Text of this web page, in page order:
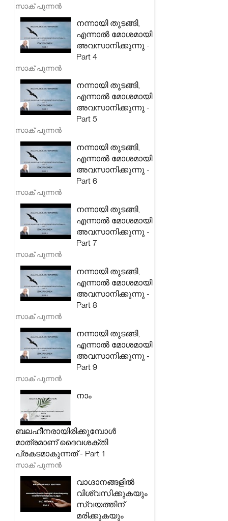
സാക് പുന്നൻ
നന്നായി തുടങ്ങി,
എന്നാൽ മോശമായി
അവസാനിക്കുന്നു -
Part 4
സാക് പുന്നൻ
നന്നായി തുടങ്ങി,
എന്നാൽ മോശമായി
അവസാനിക്കുന്നു -
Part 5
സാക് പുന്നൻ
നന്നായി തുടങ്ങി,
എന്നാൽ മോശമായി
അവസാനിക്കുന്നു -
Part 6
സാക് പുന്നൻ
നന്നായി തുടങ്ങി,
എന്നാൽ മോശമായി
അവസാനിക്കുന്നു -
Part 7
സാക് പുന്നൻ
നന്നായി തുടങ്ങി,
എന്നാൽ മോശമായി
അവസാനിക്കുന്നു -
Part 8
സാക് പുന്നൻ
നന്നായി തുടങ്ങി,
എന്നാൽ മോശമായി
അവസാനിക്കുന്നു -
Part 9
സാക് പുന്നൻ
നാം
ബലഹീനരായിരിക്കുമ്പോൾ
മാത്രമാണ് ദൈവശക്തി
പ്രകടമാകുന്നത് - Part 1
സാക് പുന്നൻ
വാഗ്ദാനങ്ങളിൽ
വിശ്വസിക്കുകയും
സ്വയത്തിന്
മരിക്കുകയും